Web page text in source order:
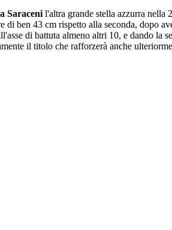
Saraceni l'altra grande stella azzurra
ben 43 cm rispetto alla seconda, dopo
di battuta almeno altri 10, e dando
il titolo che rafforzerà anche